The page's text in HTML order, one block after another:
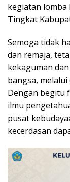
kegiatan lomba
Tingkat
Semoga tidak
dan remaja,
kekaguman
bangsa,
Dengan begitu
ilmu
pusat
kecerdasan